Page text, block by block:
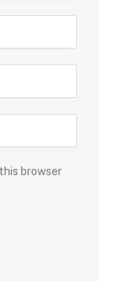
browser